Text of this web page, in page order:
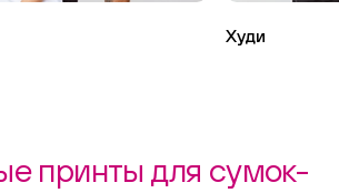
Худи
принты для сумок-